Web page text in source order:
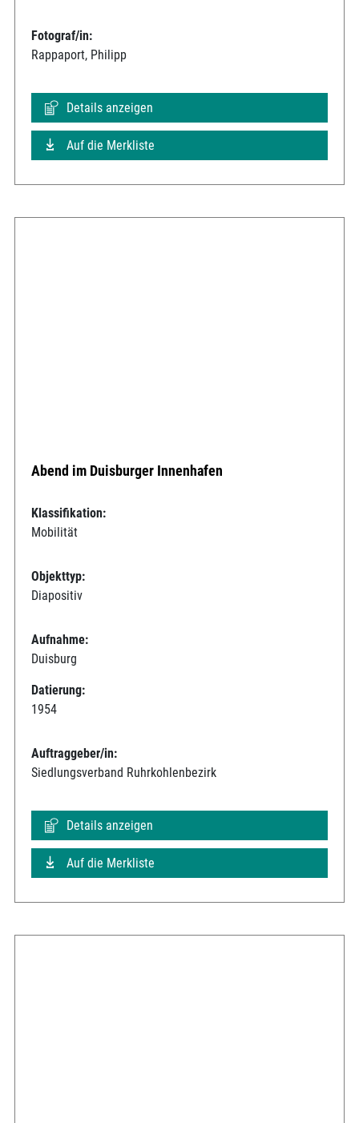
Fotograf/in:
Rappaport, Philipp
Details anzeigen
Auf die Merkliste
Abend im Duisburger Innenhafen
Klassifikation:
Mobilität
Objekttyp:
Diapositiv
Aufnahme:
Duisburg
Datierung:
1954
Auftraggeber/in:
Siedlungsverband Ruhrkohlenbezirk
Details anzeigen
Auf die Merkliste